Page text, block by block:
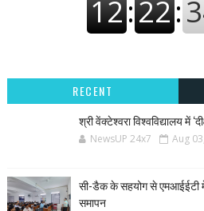
RECENT
श्री वेंक्टेश्वरा विश्वविद्यालय में
NewsUP 24x7 Aug
सी-डैक के सहयोग से एमआईईटी
समापन